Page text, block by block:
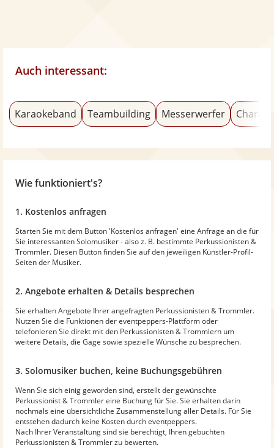
Auch interessant:
Karaokeband Teambuilding Messerwerfer
Wie funktioniert's?
1. Kostenlos anfragen
Starten Sie mit dem Button 'Kostenlos anfragen' eine Anfrage an die für
Sie interessanten Solomusiker - also z. B. bestimmte Perkussionisten &
Trommler. Diesen Button finden Sie auf den jeweiligen Künstler-Profil-
Seiten der Musiker.
2. Angebote erhalten & Details besprechen
Sie erhalten Angebote Ihrer angefragten Perkussionisten & Trommler.
Nutzen Sie die Funktionen der eventpeppers-Plattform oder
telefonieren Sie direkt mit den Perkussionisten & Trommlern um
weitere Details, die Gage sowie spezielle Wünsche zu besprechen.
3. Solomusiker buchen, keine Buchungsgebühren
Wenn Sie sich einig geworden sind, erstellt der gewünschte
Perkussionist & Trommler eine Buchung für Sie. Sie erhalten darin
nochmals eine übersichtliche Zusammenstellung aller Details. Für Sie
entstehen dadurch keine Kosten durch eventpeppers.
Nach Ihrer Veranstaltung sind sie berechtigt, Ihren gebuchten
Perkussionisten & Trommler zu bewerten.